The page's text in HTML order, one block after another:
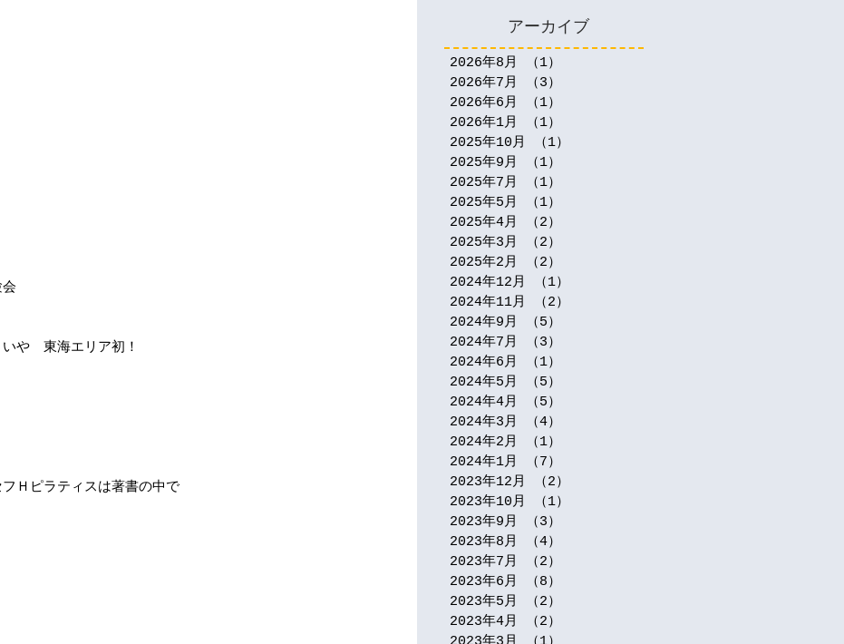
や　東海エリア初！
Ｈピラティスは著書の中で
アーカイブ
2026年8月 （1）
2026年7月
（3）
2026年6月
（1）
2026年1月
（1）
2025年10月
（1）
2025年9月
（1）
2025年7月
（1）
2025年5月
（1）
2025年4月
（2）
2025年3月
（2）
2025年2月
（2）
2024年12月
（1）
2024年11月
（2）
2024年9月
（5）
2024年7月
（3）
2024年6月
（1）
2024年5月
（5）
2024年4月
（5）
2024年3月
（4）
2024年2月
（1）
2024年1月
（7）
2023年12月
（2）
2023年10月
（1）
2023年9月
（3）
2023年8月
（4）
2023年7月
（2）
2023年6月
（8）
2023年5月
（2）
2023年4月
（2）